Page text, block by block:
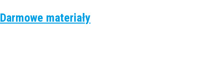
Darmowe materiały